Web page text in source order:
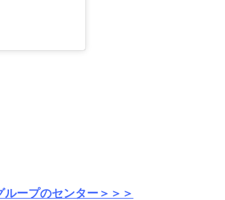
ループのセンター＞＞＞